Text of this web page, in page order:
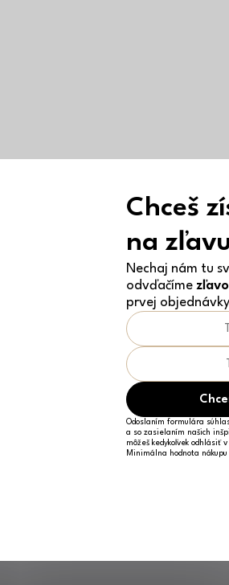
Chceš
na
Nechaj nám tu
odvďačíme
prvej
Odoslaním formulára
a so zasielaním našich
môžeš kedykoľvek odhlásiť
Minimálna hodnota